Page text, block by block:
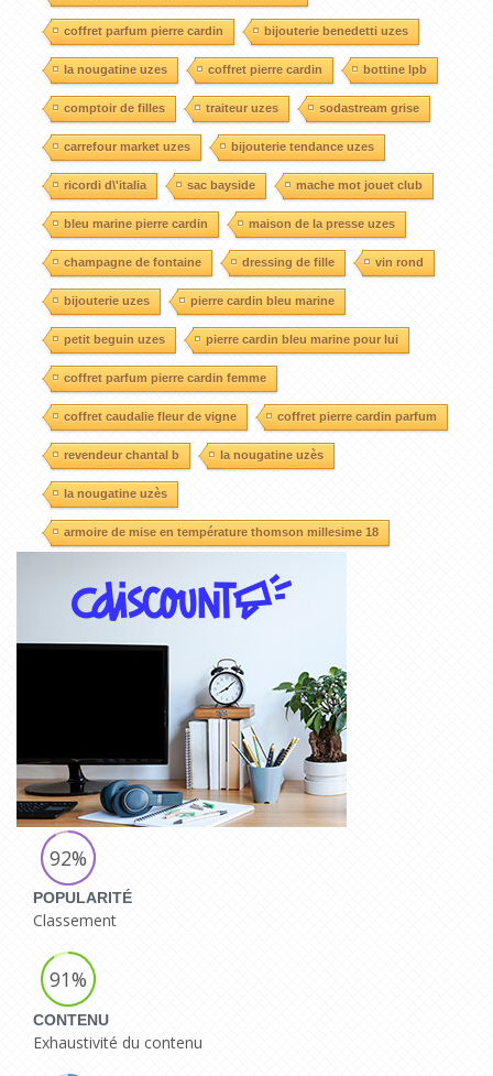
coffret parfum pierre cardin bijouterie benedetti uzes
la nougatine uzes coffret pierre cardin bottine lpb
comptoir de filles traiteur uzes sodastream grise
carrefour market uzes bijouterie tendance uzes
ricordi d\'italia sac bayside mache mot jouet club
bleu marine pierre cardin maison de la presse uzes
champagne de fontaine dressing de fille vin rond
bijouterie uzes pierre cardin bleu marine
petit beguin uzes pierre cardin bleu marine pour lui
coffret parfum pierre cardin femme
coffret caudalie fleur de vigne coffret pierre cardin parfum
revendeur chantal b la nougatine uzès
la nougatine uzès
armoire de mise en température thomson millesime 18
92%
POPULARITÉ
Classement
91%
CONTENU
Exhaustivité du contenu